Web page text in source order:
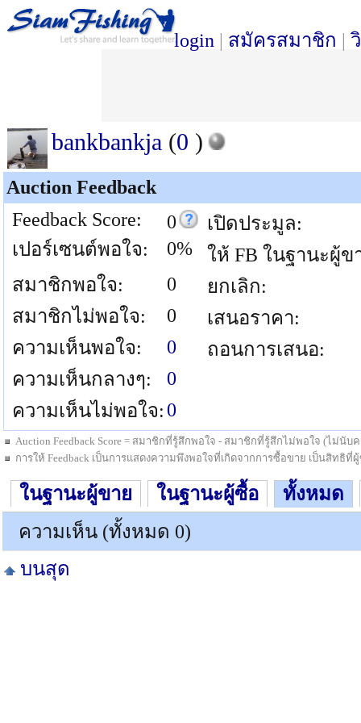
login | สมัครสมาชิก |
bankbankja (0 )
Auction Feedback
Feedback Score:
0
เปอร์เซนต์พอใจ:
0%
สมาชิกพอใจ:
0
สมาชิกไม่พอใจ:
0
ความเห็นพอใจ:
0
ความเห็นกลางๆ:
0
ความเห็นไม่พอใจ: 0
เปิดประมูล:
ให้ FB ในฐานะผู้ข
ยกเลิก:
เสนอราคา:
ถอนการเสนอ:
Auction Feedback Score = สมาชิกที่รู้สึกพอใจ - สมาชิกที่รู้สึกไม่พอใจ (ไม่นั
การให้ Feedback เป็นการแสดงความพึงพอใจที่เกิดจากการซื้อขาย เป็นสิทธิ
ในฐานะผู้ขาย ในฐานะผู้ซื้อ
ทั้งหมด
ความเห็น (ทั้งหมด 0)
บนสุด